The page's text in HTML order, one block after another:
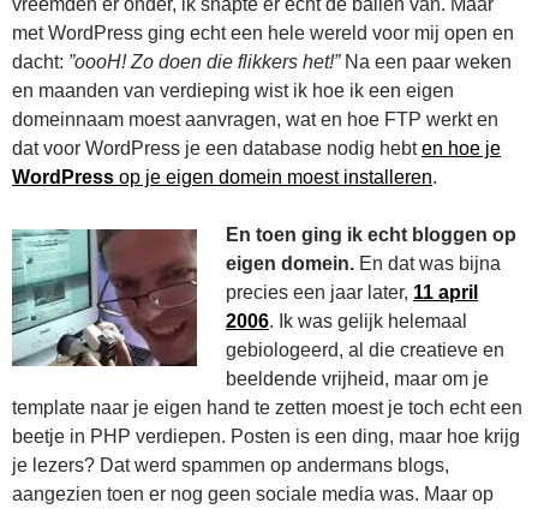
vreemden er onder, ik snapte er echt de ballen van. Maar
met WordPress ging echt een hele wereld voor mij open en
dacht: ”oooH! Zo doen die flikkers het!”Na een paar weken
en maanden van verdieping wist ik hoe ik een eigen
domeinnaam moest aanvragen, wat en hoe FTP werkt en
dat voor WordPress je een database nodig hebten hoe je
WordPress op je eigen domein moest installeren.
En toen ging ik echt bloggen op
eigen domein. En dat was bijna
precies een jaar later, 11 april
2006. Ik was gelijk helemaal
gebiologeerd, al die creatieve en
beeldende vrijheid, maar om je
template naar je eigen hand te zetten moest je toch echt een
beetje in PHP verdiepen. Posten is een ding, maar hoe krijg
je lezers? Dat werd spammen op andermans blogs,
aangezien toen er nog geen sociale media was. Maar op